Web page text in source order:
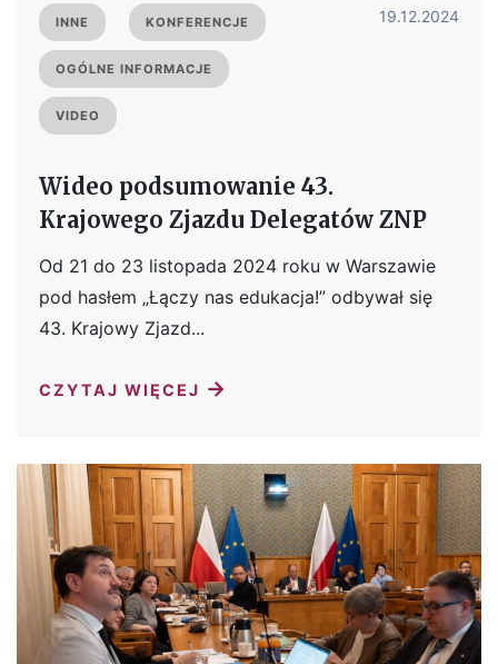
INNE KONFERENCJE
OGÓLNE INFORMACJE
VIDEO
19.12.2024
Wideo podsumowanie 43.
Krajowego Zjazdu Delegatów ZNP
Od 21 do 23 listopada 2024 roku w Warszawie
pod hasłem „Łączy nas edukacja!” odbywał się
43. Krajowy Zjazd...
CZYTAJ WIĘCEJ →